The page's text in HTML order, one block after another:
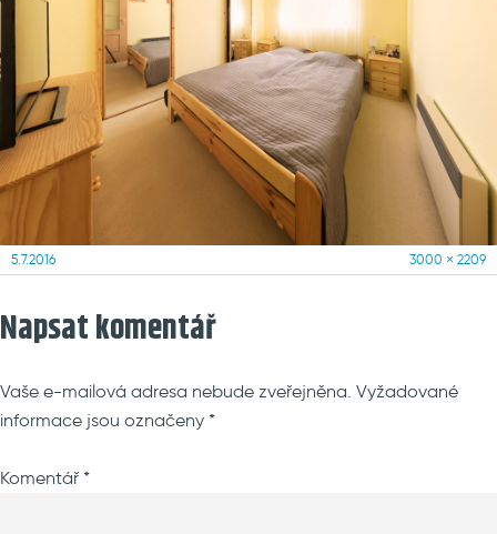
Posted
5.7.2016
Full
3000 × 2209
Napsat komentář
Vaše e-mailová adresa nebude zveřejněna. Vyžadované
informace jsou označeny *
Komentář *